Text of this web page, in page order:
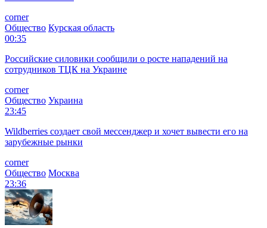
corner
Общество Курская область
00:35
Российские силовики сообщили о росте нападений на
сотрудников ТЦК на Украине
corner
Общество Украина
23:45
Wildberries создает свой мессенджер и хочет вывести его на
зарубежные рынки
corner
Общество Москва
23:36